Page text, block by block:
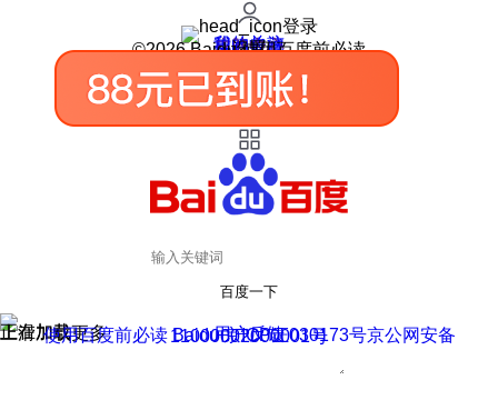
登录
我的关注
我的收藏
皮肤中心
用户反馈
设置
©2026 Baidu 使用百度前必读
百度一下
正在加载
上滑加载更多 用户反馈
使用百度前必读 Baidu 京ICP证030173号
京公网安备11000002000001号